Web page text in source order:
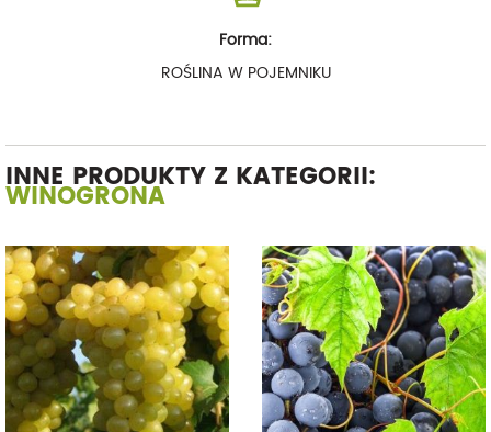
Forma:
ROŚLINA W POJEMNIKU
INNE PRODUKTY Z KATEGORII:
WINOGRONA